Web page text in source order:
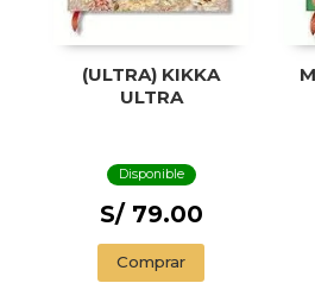
(ULTRA) KIKKA
ULTRA
Disponible
S/ 79.00
Comprar